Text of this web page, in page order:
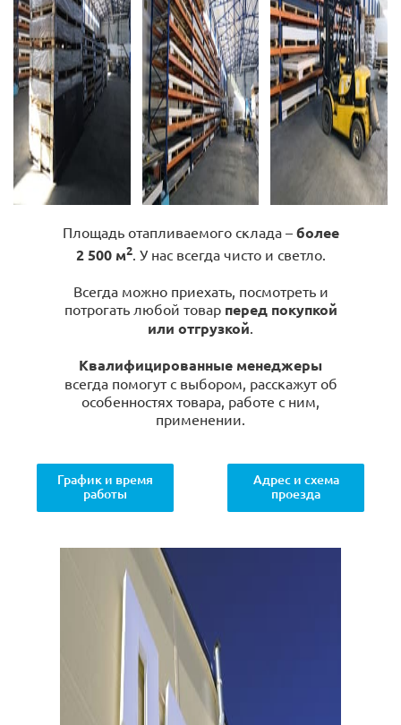
Площадь отапливаемого склада – более
2 500 м2. У нас всегда чисто и светло.
Всегда можно приехать, посмотреть и
потрогать любой товар перед покупкой
или отгрузкой.
Квалифицированные менеджеры
всегда помогут с выбором, расскажут об
особенностях товара, работе с ним,
применении.
График и время
работы
Адрес и схема
проезда